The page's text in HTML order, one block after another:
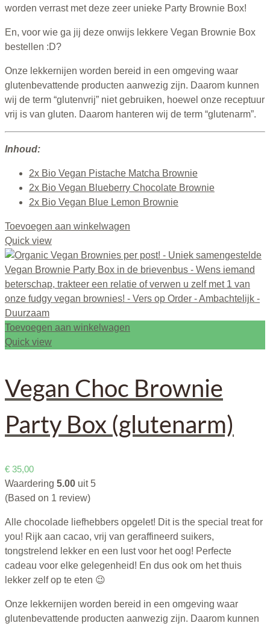
worden verrast met deze zeer unieke Party Brownie Box!
En, voor wie ga jij deze onwijs lekkere Vegan Brownie Box
bestellen :D?
Onze lekkernijen worden bereid in een omgeving waar
glutenbevattende producten aanwezig zijn. Daarom kunnen
wij de term “glutenvrij” niet gebruiken, hoewel onze receptuur
vrij is van gluten. Daarom hanteren wij de term “glutenarm”.
Inhoud:
2x Bio Vegan Pistache Matcha Brownie
2x Bio Vegan Blueberry Chocolate Brownie
2x Bio Vegan Blue Lemon Brownie
Toevoegen aan winkelwagen
Quick view
Toevoegen aan winkelwagen
Quick view
Vegan Choc Brownie
Party Box (glutenarm)
€ 35,00
Waardering 5.00 uit 5
(Based on 1 review)
Alle chocolade liefhebbers opgelet! Dit is the special treat for
you! Rijk aan cacao, vrij van geraffineerd suikers,
tongstrelend lekker en een lust voor het oog! Perfecte
cadeau voor elke gelegenheid! En dus ook om het thuis
lekker zelf op te eten 😉
Onze lekkernijen worden bereid in een omgeving waar
glutenbevattende producten aanwezig zijn. Daarom kunnen